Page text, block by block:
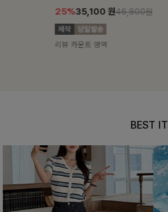
35,100원46,800원
리뷰 카운트 영역
BEST